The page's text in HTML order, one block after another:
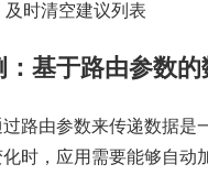
时清空建议列表
基于路由参数
路由参数来传递数据是
时，应用需要能够自动